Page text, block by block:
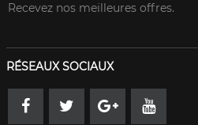
Recevez nos meilleures offres.
RÉSEAUX SOCIAUX